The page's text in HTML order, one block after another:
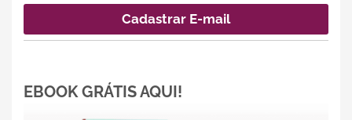
EBOOK GRÁTIS AQUI!